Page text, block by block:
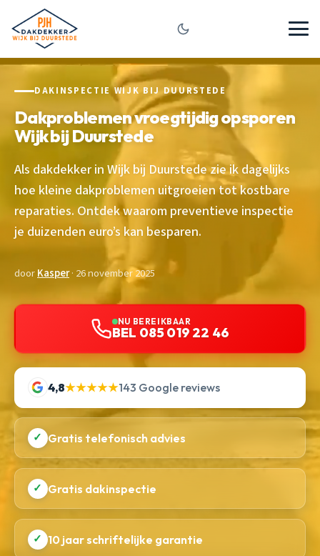
DAKINSPECTIE WIJK BIJ DUURSTEDE
Dakproblemen vroegtijdig opsporen
Wijk bij Duurstede
Als dakdekker in Wijk bij Duurstede zie ik dagelijks
hoe kleine dakproblemen uitgroeien tot kostbare
reparaties. Ontdek waarom preventieve inspectie
je duizenden euro’s kan besparen.
doorKasper· 26 november 2025
NU BEREIKBAAR
BEL 085 019 22 46
4,8★★★★★143 Google reviews
✓ Gratis telefonisch advies
✓ Gratis dakinspectie
✓ 10 jaar schriftelijke garantie